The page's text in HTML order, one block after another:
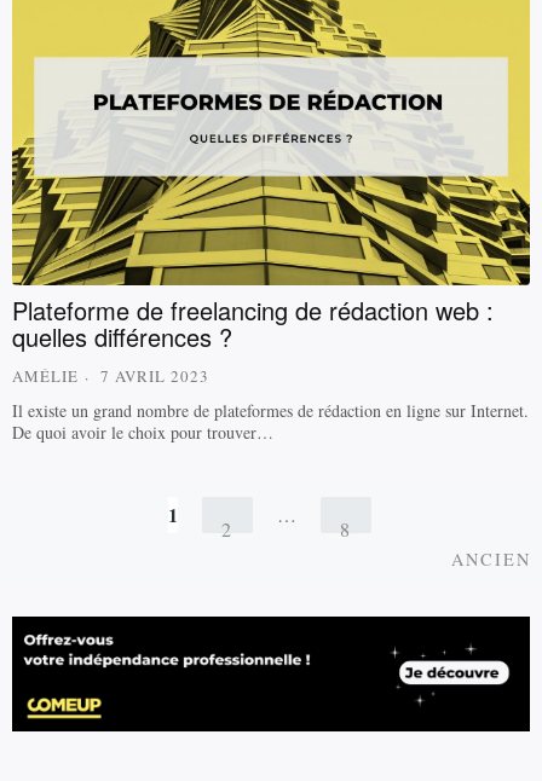
Plateforme de freelancing de rédaction web :
quelles différences ?
AMÉLIE 7 AVRIL 2023
Il existe un grand nombre de plateformes de rédaction en ligne sur Internet.
De quoi avoir le choix pour trouver…
Navigation
articles
1
2
…
8
ANCIEN